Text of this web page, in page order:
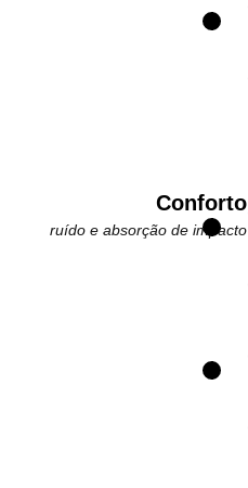
Conforto
ruído e absorção de impacto